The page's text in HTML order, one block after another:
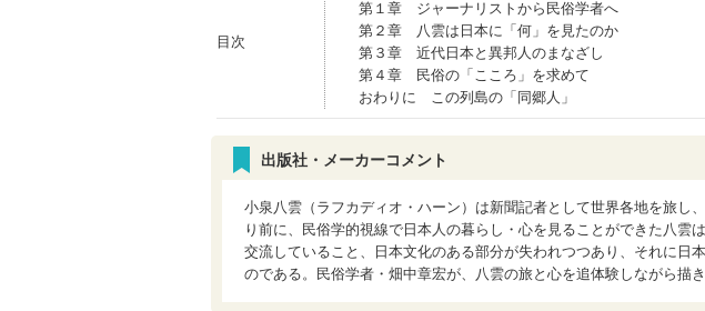
目次
第１章 ジャーナリストから民俗学者へ
第２章 八雲は日本に「何」を見たのか
第３章 近代日本と異邦人のまなざし
第４章 民俗の「こころ」を求めて
おわりに この列島の「同郷人」
出版社・メーカーコメント
小泉八雲（ラフカディオ・ハーン）は新聞記者として世界各地を旅し
り前に、民俗学的視線で日本人の暮らし・心を見ることができた八雲
交流していること、日本文化のある部分が失われつつあり、それに日
のである。民俗学者・畑中章宏が、八雲の旅と心を追体験しながら描